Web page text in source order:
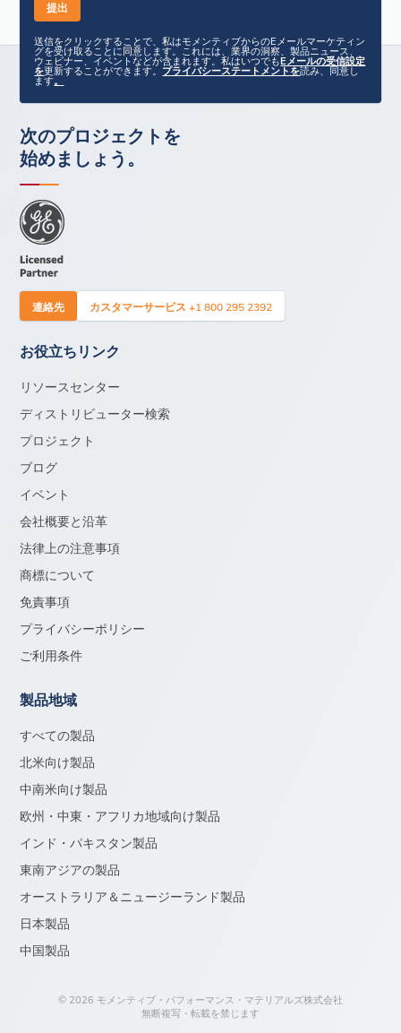
送信をクリックすることで、私はモメンティブからのEメールマーケティン
グを受け取ることに同意します。これには、業界の洞察、製品ニュース、
ウェビナー、イベントなどが含まれます。私はいつでもEメールの受信設定
を更新することができます。 プライバシーステートメントを読み、同意し
ます。
次のプロジェクトを
始めましょう。
連絡先 カスタマーサービス +1 800 295 2392
お役立ちリンク
リソースセンター
ディストリビューター検索
プロジェクト
ブログ
イベント
会社概要と沿革
法律上の注意事項
商標について
免責事項
プライバシーポリシー
ご利用条件
製品地域
すべての製品
北米向け製品
中南米向け製品
欧州・中東・アフリカ地域向け製品
インド・パキスタン製品
東南アジアの製品
オーストラリア＆ニュージーランド製品
日本製品
中国製品
© 2026 モメンティブ・パフォーマンス・マテリアルズ株式会社
無断複写・転載を禁じます